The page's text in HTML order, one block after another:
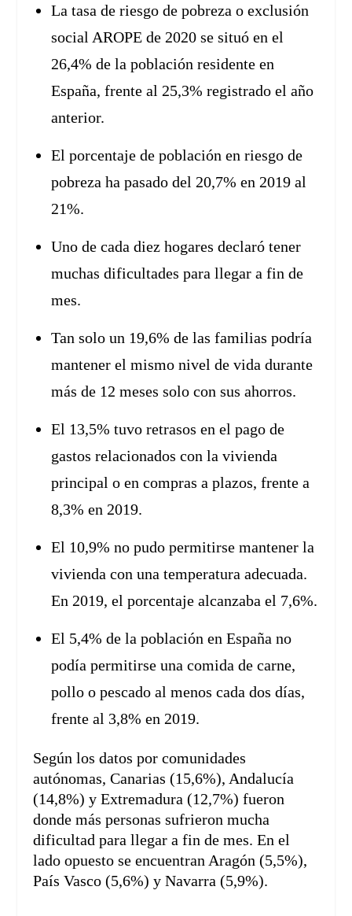
La tasa de riesgo de pobreza o exclusión
social AROPE de 2020 se situó en el
26,4% de la población residente en
España, frente al 25,3% registrado el año
anterior.
El porcentaje de población en riesgo de
pobreza ha pasado del 20,7% en 2019 al
21%.
Uno de cada diez hogares declaró tener
muchas dificultades para llegar a fin de
mes.
Tan solo un 19,6% de las familias podría
mantener el mismo nivel de vida durante
más de 12 meses solo con sus ahorros.
El 13,5% tuvo retrasos en el pago de
gastos relacionados con la vivienda
principal o en compras a plazos, frente a
8,3% en 2019.
El 10,9% no pudo permitirse mantener la
vivienda con una temperatura adecuada.
En 2019, el porcentaje alcanzaba el 7,6%.
El 5,4% de la población en España no
podía permitirse una comida de carne,
pollo o pescado al menos cada dos días,
frente al 3,8% en 2019.
Según los datos por comunidades
autónomas, Canarias (15,6%), Andalucía
(14,8%) y Extremadura (12,7%) fueron
donde más personas sufrieron mucha
dificultad para llegar a fin de mes. En el
lado opuesto se encuentran Aragón (5,5%),
País Vasco (5,6%) y Navarra (5,9%).